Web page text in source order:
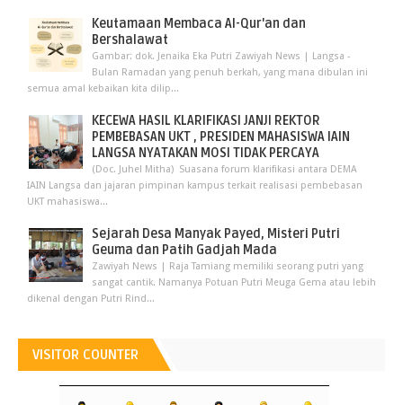
Keutamaan Membaca Al-Qur'an dan
Bershalawat
Gambar: dok. Jenaika Eka Putri Zawiyah News | Langsa -
Bulan Ramadan yang penuh berkah, yang mana dibulan ini
semua amal kebaikan kita dilip...
KECEWA HASIL KLARIFIKASI JANJI REKTOR
PEMBEBASAN UKT , PRESIDEN MAHASISWA IAIN
LANGSA NYATAKAN MOSI TIDAK PERCAYA
(Doc. Juhel Mitha) Suasana forum klarifikasi antara DEMA
IAIN Langsa dan jajaran pimpinan kampus terkait realisasi pembebasan
UKT mahasiswa...
Sejarah Desa Manyak Payed, Misteri Putri
Geuma dan Patih Gadjah Mada
Zawiyah News | Raja Tamiang memiliki seorang putri yang
sangat cantik. Namanya Potuan Putri Meuga Gema atau lebih
dikenal dengan Putri Rind...
VISITOR COUNTER